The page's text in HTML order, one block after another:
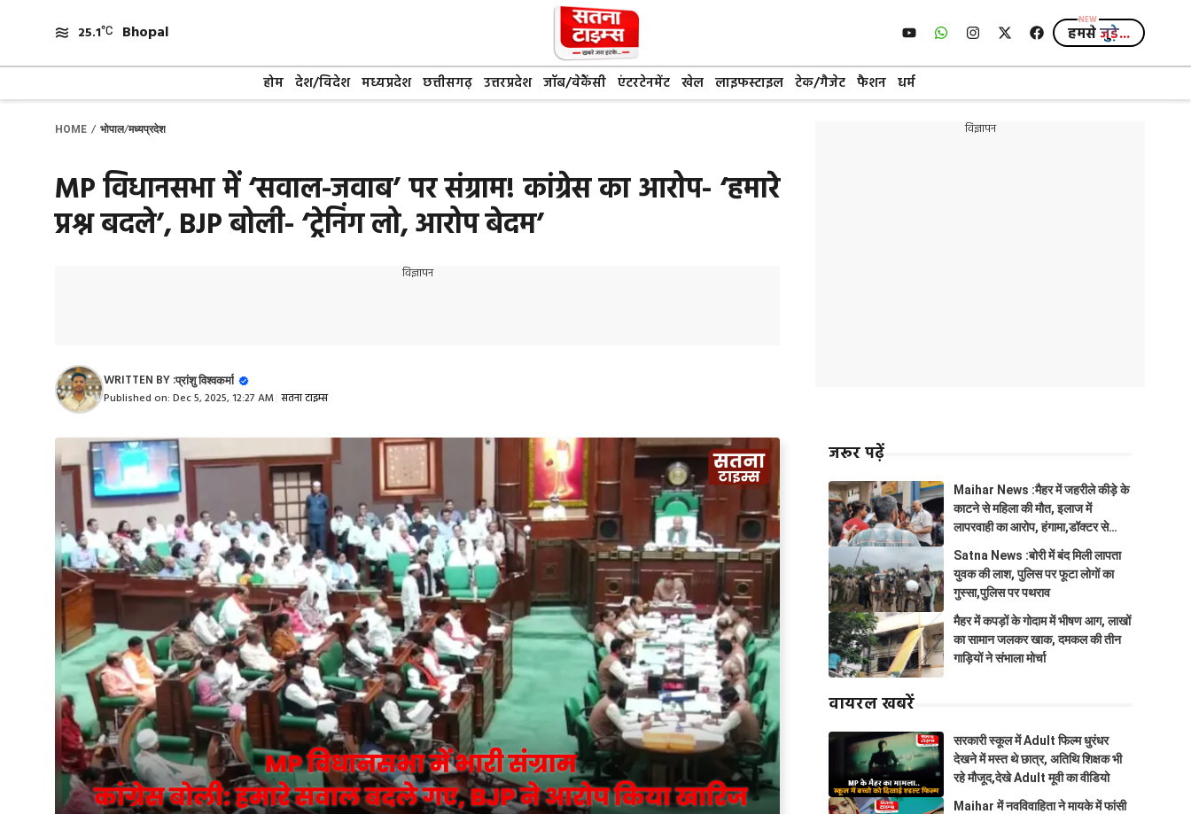
content
25.1 Bhopal हमसेजुड़े...
होम देश/विदेश मध्यप्रदेश छत्तीसगढ़ उत्तरप्रदेश जॉब/वेकैंसी एंटरटेनमेंट खेल लाइफस्टाइल टेक/गैजेट फैशन धर्म
HOME / भोपाल/मध्यप्रदेश
MP विधानसभा में ‘सवाल-जवाब’ पर संग्राम! कांग्रेस का आरोप- ‘हमारे
प्रश्न बदले’, BJP बोली- ‘ट्रेनिंग लो, आरोप बेदम’
विज्ञापन
WRITTEN BY :प्रांशु विश्वकर्मा
Published on: Dec 5, 2025, 12:27 AM सतना टाइम्स
विज्ञापन
जरूर पढ़ें
Maihar News :मैहर में जहरीले कीड़े के
काटने से महिला की मौत, इलाज में
लापरवाही का आरोप, हंगामा,डॉक्टर से
Satna News :बोरी में बंद मिली लापता
युवक की लाश, पुलिस पर फूटा लोगों का
गुस्सा,पुलिस पर पथराव
मैहर में कपड़ों के गोदाम में भीषण आग, लाखों
का सामान जलकर खाक, दमकल की तीन
गाड़ियों ने संभाला मोर्चा
वायरल खबरें
सरकारी स्कूल में Adult फिल्म धुरंधर
देखने में मस्त थे छात्र, अतिथि शिक्षक भी
रहे मौजूद,देखे Adult मूवी का वीडियो
Maihar में नवविवाहिता ने मायके में फांसी